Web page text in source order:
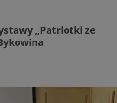
„Patriotki ze